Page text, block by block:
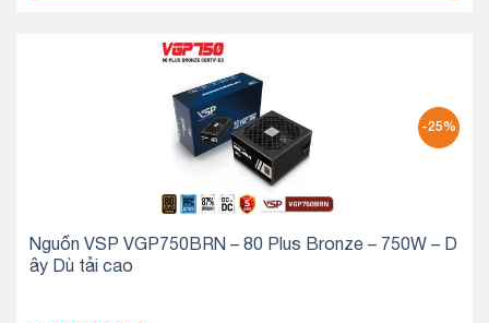
-25%
Nguồn VSP VGP750BRN – 80 Plus Bronze – 750W – D
ây Dù tải cao